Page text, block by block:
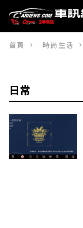
首頁 時尚生活
日常